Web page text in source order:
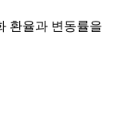
환율과 변동률을